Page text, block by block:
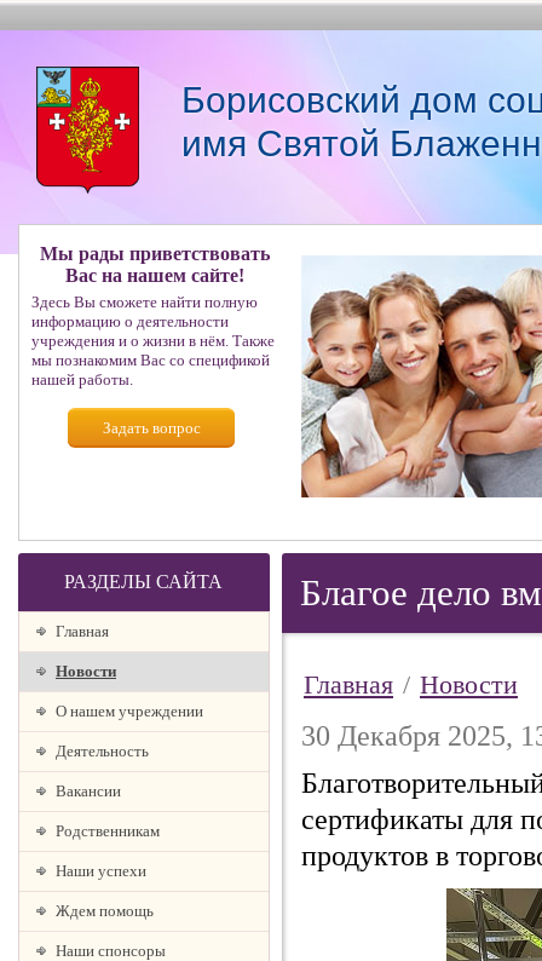
Борисовский дом
имя Святой
Мы рады приветствовать
Вас на нашем сайте!
Здесь Вы сможете найти полную
информацию о деятельности
учреждения и о жизни в нём. Также
мы познакомим Вас со спецификой
нашей работы.
Задать вопрос
РАЗДЕЛЫ САЙТА
Главная
Новости
О нашем учреждении
Деятельность
Вакансии
Родственникам
Наши успехи
Ждем помощь
Наши спонсоры
Благое дело
Главная / Новости
30 Декабря 2025,
сертификаты для
продуктов в